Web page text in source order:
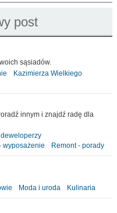
sąsiadów.
Kazimierza Wielkiego
innym i znajdź radę dla
deweloperzy
wyposażenie Remont - porady
Moda i uroda Kulinaria